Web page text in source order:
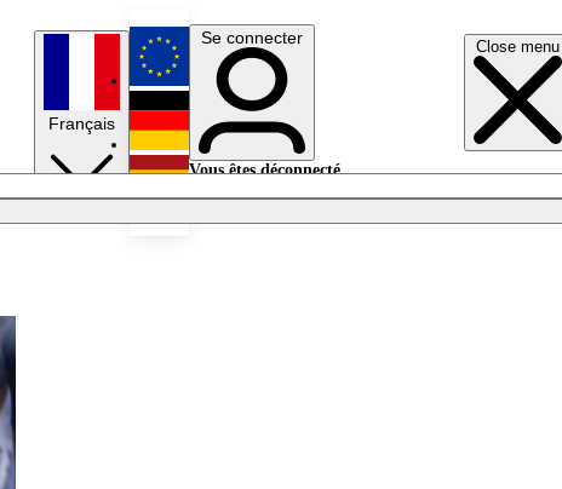
Close menu
Français
English
Deutsch
Se connecter
Vous êtes déconnecté.